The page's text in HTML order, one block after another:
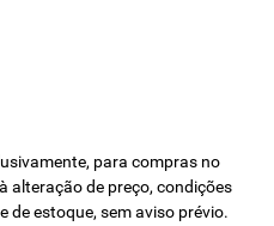
para compras no
alteração de preço, condições
de estoque, sem aviso prévio.